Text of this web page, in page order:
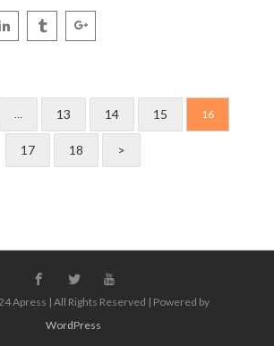
13 14 15 16
17 18 >
Apress | All Rights Reserved | Powered by
WordPress